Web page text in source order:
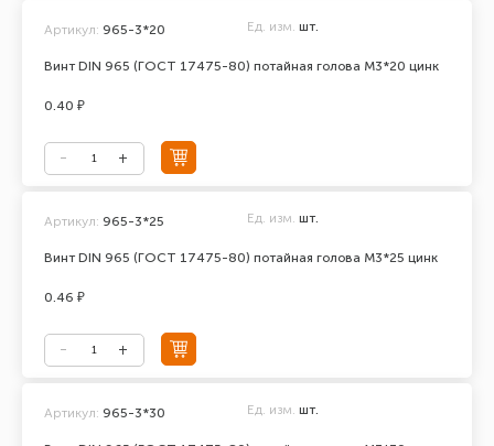
Винт DIN 965 (ГОСТ 17475-80) потайная голова М3*20 цинк
Артикул: 965-3*20 Ед. изм. шт.
0.40 ₽
Винт DIN 965 (ГОСТ 17475-80) потайная голова М3*25 цинк
Артикул: 965-3*25 Ед. изм. шт.
0.46 ₽
Артикул: 965-3*30 Ед. изм. шт.